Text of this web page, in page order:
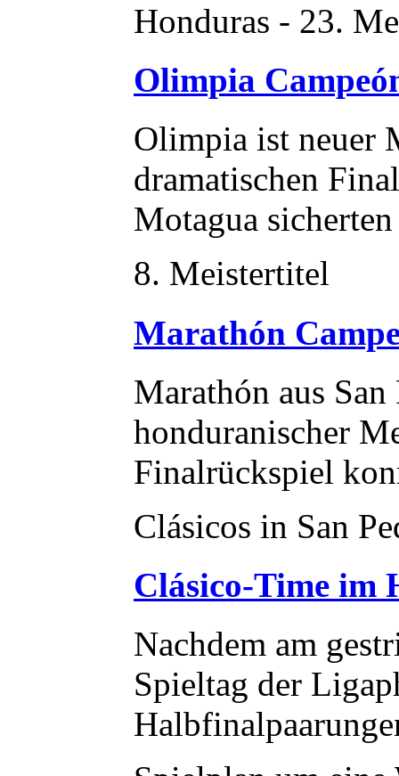
Honduras - 23.
Olimpia
Olimpia ist neuer
dramatischen
Motagua
8. Meistertitel
Marathón
Marathón aus
honduranischer
Finalrückspiel
Clásicos in San
Clásico-Time im
Nachdem am
Spieltag der